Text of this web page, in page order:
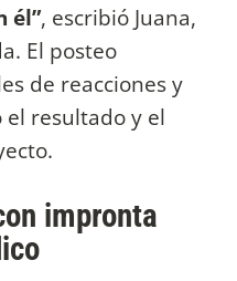
él”, escribió Juana,
El posteo
de reacciones y
resultado y el
impronta